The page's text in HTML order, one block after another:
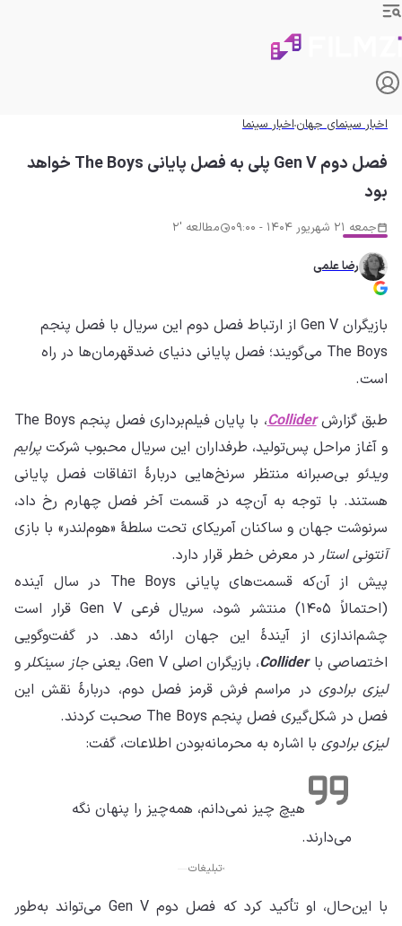
اخبار سینمای جهاناخبار سینما
فصل دوم Gen V پلی به فصل پایانی The Boys خواهد
بود
جمعه 21 شهریور 1404 - 09:00 مطالعه '2
رضا علمی
بازیگران Gen V از ارتباط فصل دوم این سریال با فصل پنجم
The Boys می‌گویند؛ فصل پایانی دنیای ضدقهرمان‌ها در راه
است.
طبق گزارشCollider
، با پایان فیلم‌برداری فصل پنجم The Boys
و آغاز مراحل پس‌تولید، طرفداران این سریال محبوب شرکتپرایم
ویدئو بی‌صبرانه منتظر سرنخ‌هایی دربارهٔ اتفاقات فصل پایانی
هستند. با توجه به آن‌چه در قسمت آخر فصل چهارم رخ داد،
سرنوشت جهان و ساکنان آمریکای تحت سلطهٔ «هوم‌لندر» با بازی
آنتونی استار در معرض خطر قرار دارد.
پیش از آن‌که قسمت‌های پایانی The Boys در سال آینده
(احتمالاً ۱۴۰۵) منتشر شود، سریال فرعی Gen V قرار است
چشم‌اندازی از آیندهٔ این جهان ارائه دهد. در گفت‌وگویی
اختصاصی باCollider، بازیگران اصلی Gen V، یعنی جاز سینکلرو
لیزی برادوی در مراسم فرش قرمز فصل دوم، دربارهٔ نقش این
فصل در شکل‌گیری فصل پنجم The Boys صحبت کردند.
لیزی برادوی با اشاره به محرمانه‌بودن اطلاعات، گفت:
هیچ چیز نمی‌دانم، همه‌چیز را پنهان نگه
می‌دارند.
تبلیغات
با این‌حال، او تأکید کرد که فصل دوم Gen V می‌تواند به‌طور